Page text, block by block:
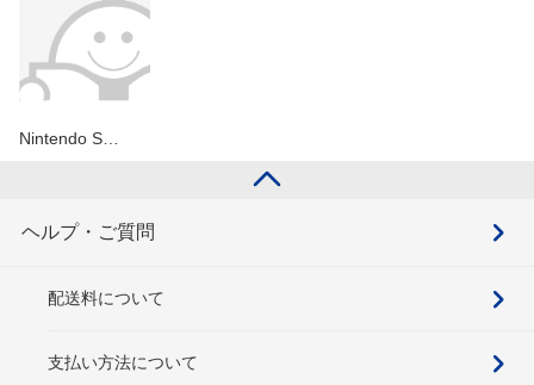
Nintendo S…
ヘルプ・ご質問
配送料について
支払い方法について